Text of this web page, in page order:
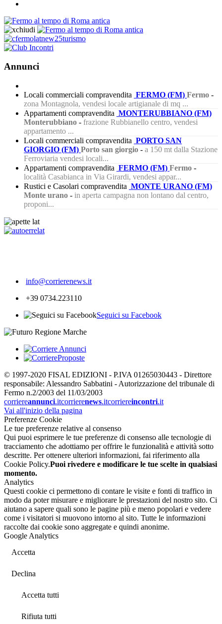
Annunci
Locali commerciali compravendita FERMO (FM) Fermo -
zona Montagnola, vendesi locale artigianale di mq ...
Appartamenti compravendita MONTERUBBIANO (FM)
Monterubbiano - frazione Rubbianello centro, vendesi
appartamento ...
Locali commerciali compravendita PORTO SAN
GIORGIO (FM) Porto san giorgio - a 150 mt dalla Stazione
Ferroviaria vendesi locali...
Appartamenti compravendita FERMO (FM) Fermo -
località Casabianca in Via Girardi, vendesi appar...
Rustici e Casolari compravendita MONTE URANO (FM)
Monte urano - in aperta campagna non lontano dal centro,
proponi...
info@corrierenews.it
+39 0734.223110
Seguici su Facebook
© 1997-2020 FISAL EDIZIONI - P.IVA 01265030443 - Direttore
responsabile: Alessandro Sabbatini - Autorizzazione del tribunale di
Fermo n.2/2003 del 11/03/2003
corriereannunci.itcorrierenews.itcorriereincontri.it
Vai all'inizio della pagina
Preferenze Cookie
Le tue preferenze relative al consenso
Qui puoi esprimere le tue preferenze di consenso alle tecnologie di
tracciamento che adottiamo per offrire le funzionalità e attività sotto
descritte. Per ottenere ulteriori informazioni, fai riferimento alla
Cookie Policy.Puoi rivedere e modificare le tue scelte in qualsiasi
momento.
Analytics
Questi cookie ci permettono di contare le visite e fonti di traffico in
modo da poter misurare e migliorare le prestazioni del nostro sito. Ci
aiutano a sapere quali sono le pagine più e meno popolari e vedere
come i visitatori si muovono intorno al sito. Tutte le informazioni
raccolte dai cookie sono aggregate e quindi anonime.
Google Analytics
Accetta
Declina
Accetta tutti
Rifiuta tutti